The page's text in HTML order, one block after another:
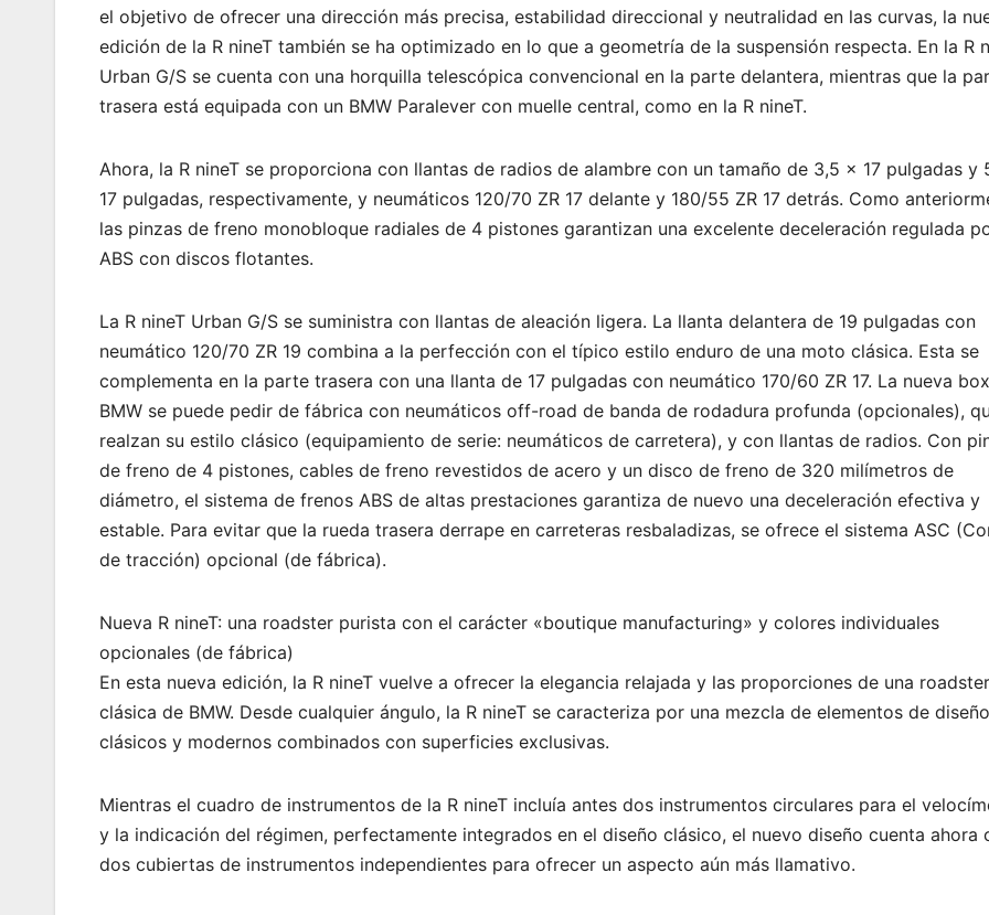
el objetivo de ofrecer una dirección más precisa, estabilidad direccional y neutralidad en las curvas, la
edición de la R nineT también se ha optimizado en lo que a geometría de la suspensión respecta. En la R
Urban G/S se cuenta con una horquilla telescópica convencional en la parte delantera, mientras que la
trasera está equipada con un BMW Paralever con muelle central, como en la R nineT.
Ahora, la R nineT se proporciona con llantas de radios de alambre con un tamaño de 3,5 x 17 pulgadas y
17 pulgadas, respectivamente, y neumáticos 120/70 ZR 17 delante y 180/55 ZR 17 detrás. Como
las pinzas de freno monobloque radiales de 4 pistones garantizan una excelente deceleración regulada
ABS con discos flotantes.
La R nineT Urban G/S se suministra con llantas de aleación ligera. La llanta delantera de 19 pulgadas con
neumático 120/70 ZR 19 combina a la perfección con el típico estilo enduro de una moto clásica. Esta se
complementa en la parte trasera con una llanta de 17 pulgadas con neumático 170/60 ZR 17. La nueva
BMW se puede pedir de fábrica con neumáticos off-road de banda de rodadura profunda (opcionales),
realzan su estilo clásico (equipamiento de serie: neumáticos de carretera), y con llantas de radios. Con
de freno de 4 pistones, cables de freno revestidos de acero y un disco de freno de 320 milímetros de
diámetro, el sistema de frenos ABS de altas prestaciones garantiza de nuevo una deceleración efectiva y
estable. Para evitar que la rueda trasera derrape en carreteras resbaladizas, se ofrece el sistema ASC
de tracción) opcional (de fábrica).
Nueva R nineT: una roadster purista con el carácter «boutique manufacturing» y colores individuales
opcionales (de fábrica)
En esta nueva edición, la R nineT vuelve a ofrecer la elegancia relajada y las proporciones de una roadster
clásica de BMW. Desde cualquier ángulo, la R nineT se caracteriza por una mezcla de elementos de diseño
clásicos y modernos combinados con superficies exclusivas.
Mientras el cuadro de instrumentos de la R nineT incluía antes dos instrumentos circulares para el
y la indicación del régimen, perfectamente integrados en el diseño clásico, el nuevo diseño cuenta ahora
dos cubiertas de instrumentos independientes para ofrecer un aspecto aún más llamativo.